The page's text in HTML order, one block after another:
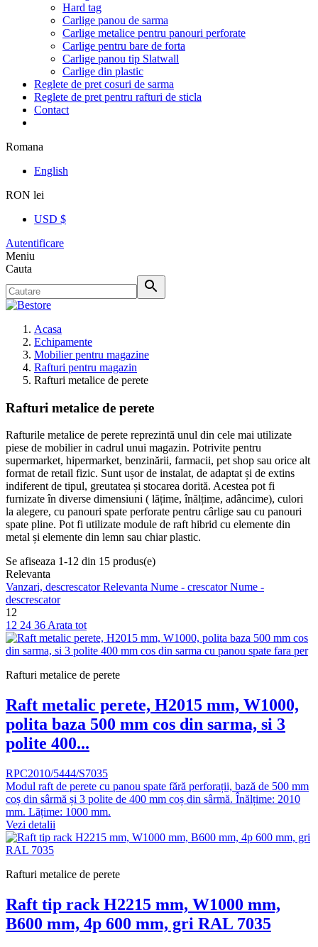
Hard tag
Carlige panou de sarma
Carlige metalice pentru panouri perforate
Carlige pentru bare de forta
Carlige panou tip Slatwall
Carlige din plastic
Reglete de pret cosuri de sarma
Reglete de pret pentru rafturi de sticla
Contact
Romana
English
RON lei
USD $
Autentificare
Meniu
Cauta
Acasa
Echipamente
Mobilier pentru magazine
Rafturi pentru magazin
Rafturi metalice de perete
Rafturi metalice de perete
Rafturile metalice de perete reprezintă unul din cele mai utilizate
piese de mobilier in cadrul unui magazin. Potrivite pentru
supermarket, hipermarket, benzinării, farmacii, pet shop sau orice alt
format de retail fizic. Sunt ușor de instalat, de adaptat și de extins
indiferent de tipul, greutatea și stocarea dorită. Acestea pot fi
furnizate în diverse dimensiuni ( lățime, înălțime, adâncime), culori
la alegere, cu panouri spate perforate pentru cârlige sau cu panouri
spate pline. Pot fi utilizate module de raft hibrid cu elemente din
metal și elemente din lemn sau chiar plastic.
Se afiseaza 1-12 din 15 produs(e)
Relevanta
Vanzari, descrescatorRelevanta Nume - crescatorNume -
descrescator
12
12 24 36Arata tot
Rafturi metalice de perete
Raft metalic perete, H2015 mm, W1000,
polita baza 500 mm cos din sarma, si 3
polite 400...
RPC2010/5444/S7035
Modul raft de perete cu panou spate fără perforații, bază de 500 mm
coș din sârmă și 3 polite de 400 mm coș din sârmă. Înălțime: 2010
mm. Lățime: 1000 mm.
Vezi detalii
Rafturi metalice de perete
Raft tip rack H2215 mm, W1000 mm,
B600 mm, 4p 600 mm, gri RAL 7035